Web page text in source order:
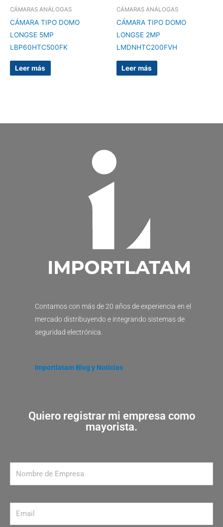
CÁMARAS ANÁLOGAS
CÁMARA TIPO DOMO
LONGSE 5MP
LBP60HTC500FK
Leer más
CÁMARAS ANÁLOGAS
CÁMARA TIPO DOMO
LONGSE 2MP
LMDNHTC200FVH
Leer más
Contamos con más de 20 años de experiencia en el
mercado distribuyendo e integrando sistemas de
seguridad electrónica.
Importlatam Blog y Noticias
Quiero registrar mi empresa como
mayorista.